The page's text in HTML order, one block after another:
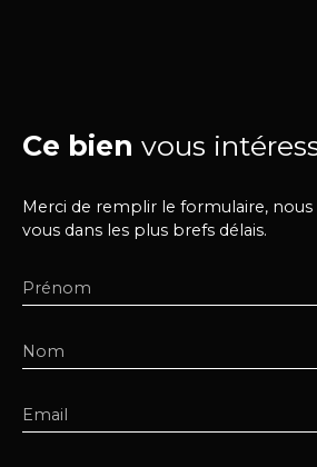
Ce bien vous
Merci de remplir le formulaire,
vous dans les plus brefs délais.
Prénom
Nom
Email